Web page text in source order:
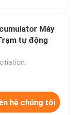
Máy
tự động
hệ chúng tôi